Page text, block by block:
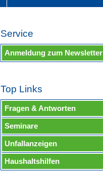
Service
Anmeldung zum Newsletter
Top Links
Fragen & Antworten
Seminare
Unfallanzeigen
Haushaltshilfen